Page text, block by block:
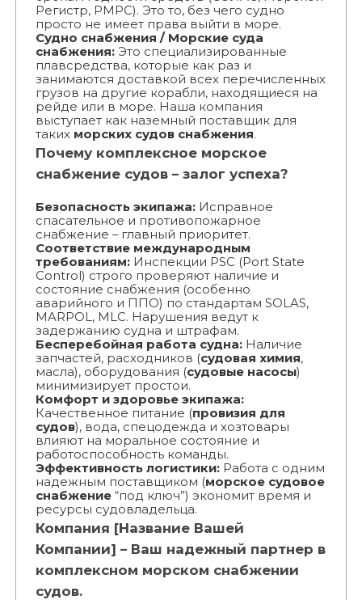
Регистр, РМРС). Это то, без чего судно
просто не имеет права выйти в море.
Судно снабжения / Морские суда
снабжения:Это специализированные
плавсредства, которые как раз и
занимаются доставкой всех перечисленных
грузов на другие корабли, находящиеся на
рейде или в море. Наша компания
выступает как наземный поставщик для
таких морских судов снабжения.
Почему комплексное морское
снабжение судов – залог успеха?
Безопасность экипажа:Исправное
спасательное и противопожарное
снабжение – главный приоритет.
Соответствие международным
требованиям:Инспекции PSC (Port State
Control) строго проверяют наличие и
состояние снабжения (особенно
аварийного и ППО) по стандартам SOLAS,
MARPOL, MLC. Нарушения ведут к
задержанию судна и штрафам.
Бесперебойная работа судна:Наличие
запчастей, расходников (судовая химия,
масла), оборудования (судовые насосы)
минимизирует простои.
Комфорт и здоровье экипажа:
Качественное питание (провизия для
судов), вода, спецодежда и хозтовары
влияют на моральное состояние и
работоспособность команды.
Эффективность логистики:Работа с одним
надежным поставщиком (морское судовое
снабжение“под ключ”) экономит время и
ресурсы судовладельца.
Компания [Название Вашей
Компании] – Ваш надежный партнер в
комплексном морском снабжении
судов.